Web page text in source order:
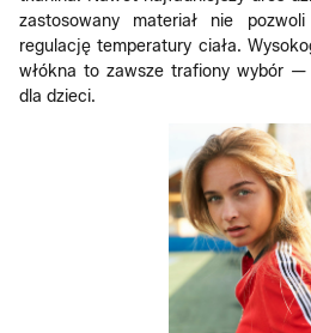
zastosowany materiał nie
regulację temperatury ciała.
włókna to zawsze trafiony wybór
dla dzieci.